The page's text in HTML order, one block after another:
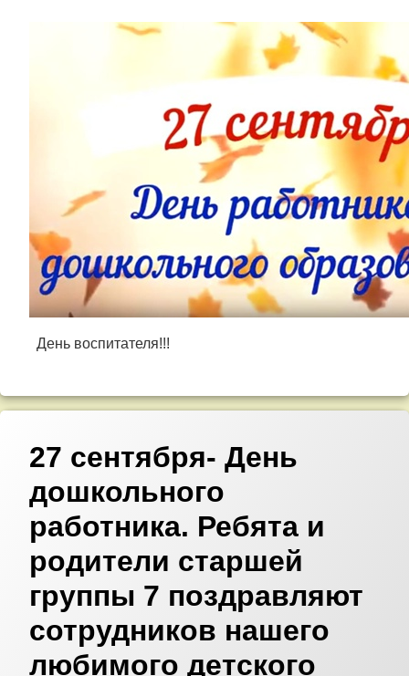
День воспитателя!!!
27 сентября- День
дошкольного
работника. Ребята и
родители старшей
группы 7 поздравляют
сотрудников нашего
любимого детского